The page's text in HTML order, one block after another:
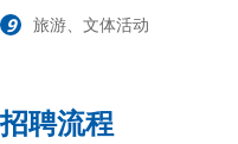
9 旅游、文体活动
招聘流程